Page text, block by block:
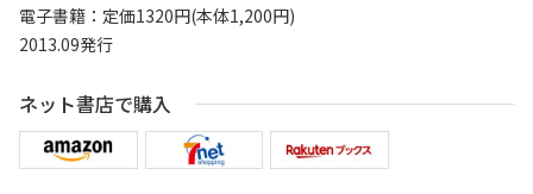
電子書籍：定価1320円(本体1,200円)
2013.09発行
ネット書店で購入